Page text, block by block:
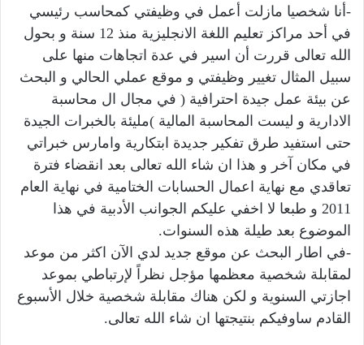
-أنا شخصيا مازلت أعمل في وظيفتي كمحاسب رئيسي
في أحد مراكز تعليم اللغة الانجليزية منذ 12 سنة و بحول
الله تعالى قررت أن اسير في عدة اتجاهات منها على
سبيل المثال تغيير وظيفتي و موقع عملي الحالي و البحث
عن بيئة عمل جيدة احترافية ( في مجال ال محاسبة
الادارية و ليست المحاسبة المالية )مليئة بالخبرات الجيدة
حتى استفيد طرق تفكير جديدة ابتكارية وامارس خبراتي
في مكان آخر و هذا ان شاء الله تعالى بعد انقضاء فترة
تعاقدي مع نهاية اعمال الحسابات الختامية في نهاية العام
2011 و طبعا لا اخفي عليكم الجوانب الأدبية في هذا
الموضوع بعد طيلة هذه السنوات.
-في اطار البحث عن موقع جديد لدي الآن اكثر من موعد
لمقابلة شخصية معظمها مؤجل نظراً لإرتباطي بموعد
اجازتي السنوية و لكن هناك مقابلة شخصية خلال الأسبوع
القادم ساوفيكم بنتيجتها ان شاء الله تعالى.